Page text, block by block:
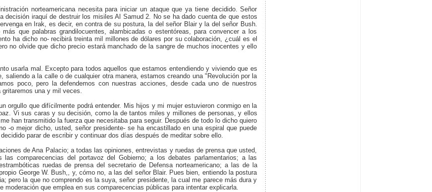
norteamericana necesita para iniciar un ataque que ya tiene decidido. Señor
decisión iraquí de destruir los misiles Al Samud 2. No se ha dado cuenta de que estos
en Irak, es decir, en contra de su postura, la del señor Blair y la del señor Bush.
que palabras grandilocuentes, alambicadas o estentóreas, para convencer a los
ha dicho no- recibirá treinta mil millones de dólares por su colaboración, ¿cuál es el
no olvide que dicho precio estará manchado de la sangre de muchos inocentes y ello
usarla mal. Excepto para todos aquellos que estamos entendiendo y viviendo que es
saliendo a la calle o de cualquier otra manera, estamos creando una "Revolución por la
poco, pero la defendemos con nuestras acciones, desde cada uno de nuestros
una y mil veces.
orgullo que difícilmente podrá entender. Mis hijos y mi mujer estuvieron conmigo en la
Vi sus caras y su decisión, como la de tantos miles y millones de personas, y ellos
han transmitido la fuerza que necesitaba para seguir. Después de todo lo dicho quiero
-o mejor dicho, usted, señor presidente- se ha encastillado en una espiral que puede
parar de escribir y continuar dos días después de meditar sobre ello.
de Ana Palacio; a todas las opiniones, entrevistas y ruedas de prensa que usted,
comparecencias del portavoz del Gobierno; a los debates parlamentarios; a las
ruedas de prensa del secretario de Defensa norteamericano; a las de la
George W. Bush,, y, cómo no, a las del señor Blair. Pues bien, entiendo la postura
pero la que no comprendo es la suya, señor presidente, la cual me parece más dura y
moderación que emplea en sus comparecencias públicas para intentar explicarla.